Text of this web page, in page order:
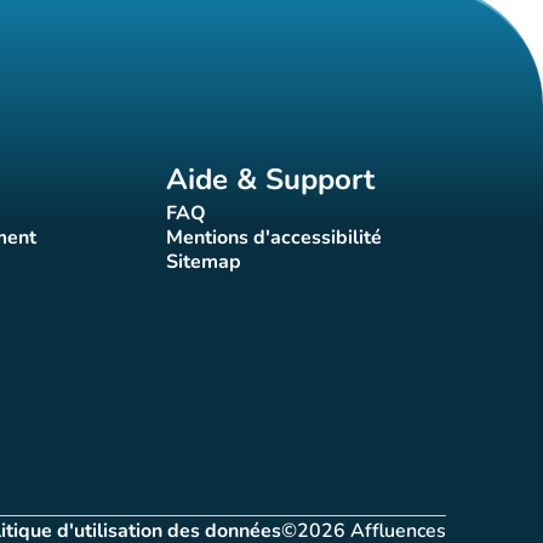
Aide & Support
FAQ(nouvel onglet)
Mentions d'accessibilité
(nouvel onglet)
Sitemap(nouvel onglet)
d'utilisation des données©2026 Affluences